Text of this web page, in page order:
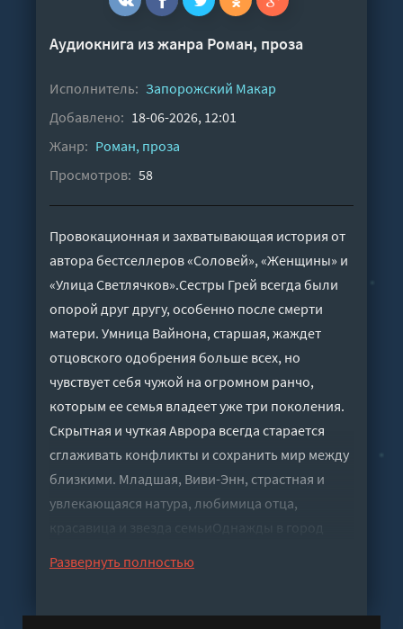
Аудиокнига из жанра Роман, проза
Исполнитель: Запорожский Макар
Добавлено: 18-06-2026, 12:01
Жанр: Роман, проза
Просмотров: 58
Провокационная и захватывающая история от
автора бестселлеров «Соловей», «Женщины» и
«Улица Светлячков».Сестры Грей всегда были
опорой друг другу, особенно после смерти
матери. Умница Вайнона, старшая, жаждет
отцовского одобрения больше всех, но
чувствует себя чужой на огромном ранчо,
которым ее семья владеет уже три поколения.
Скрытная и чуткая Аврора всегда старается
сглаживать конфликты и сохранить мир между
близкими. Младшая, Виви-Энн, страстная и
увлекающаяся натура, любимица отца,
красавица и звезда семьиОднажды в город
Развернуть полностью